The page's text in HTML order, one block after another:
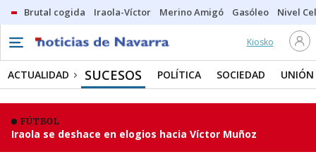
Brutal cogida Iraola-Víctor Merino Amigó Gasóleo Nivel
Kiosko
ACTUALIDAD SUCESOS POLÍTICA SOCIEDAD UNIÓN
FÚTBOL
Iraola se deshace en elogios hacia Víctor Muñoz